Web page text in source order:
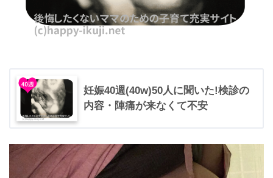
妊娠40週(40w)50人に聞いた!検診の
内容・陣痛が来なくて不安